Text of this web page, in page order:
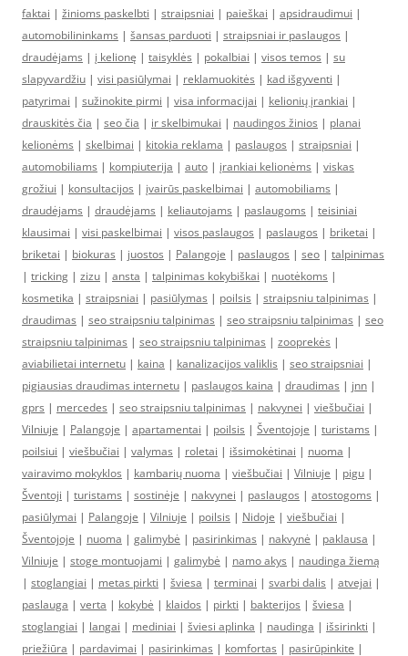
faktai | žinioms paskelbti | straipsniai | paieškai | apsidraudimui |
automobilininkams | šansas parduoti | straipsniai ir paslaugos |
draudėjams | į kelionę | taisyklės | pokalbiai | visos temos | su
slapyvardžiu | visi pasiūlymai | reklamuokitės | kad išgyventi |
patyrimai | sužinokite pirmi | visa informacijai | kelionių įrankiai |
drauskitės čia | seo čia | ir skelbimukai | naudingos žinios | planai
kelionėms | skelbimai | kitokia reklama | paslaugos | straipsniai |
automobiliams | kompiuterija | auto | įrankiai kelionėms | viskas
grožiui | konsultacijos | įvairūs paskelbimai | automobiliams |
draudėjams | draudėjams | keliautojams | paslaugoms | teisiniai
klausimai | visi paskelbimai | visos paslaugos | paslaugos | briketai |
briketai | biokuras | juostos | Palangoje | paslaugos | seo | talpinimas
| tricking | zizu | ansta | talpinimas kokybiškai | nuotėkoms |
kosmetika | straipsniai | pasiūlymas | poilsis | straipsniu talpinimas |
draudimas | seo straipsniu talpinimas | seo straipsniu talpinimas | seo
straipsniu talpinimas | seo straipsniu talpinimas | zooprekės |
aviabilietai internetu | kaina | kanalizacijos valiklis | seo straipsniai |
pigiausias draudimas internetu | paslaugos kaina | draudimas | jnn |
gprs | mercedes | seo straipsniu talpinimas | nakvynei | viešbučiai |
Vilniuje | Palangoje | apartamentai | poilsis | Šventojoje | turistams |
poilsiui | viešbučiai | valymas | roletai | išsimokėtinai | nuoma |
vairavimo mokyklos | kambarių nuoma | viešbučiai | Vilniuje | pigu |
Šventoji | turistams | sostinėje | nakvynei | paslaugos | atostogoms |
pasiūlymai | Palangoje | Vilniuje | poilsis | Nidoje | viešbučiai |
Šventojoje | nuoma | galimybė | pasirinkimas | nakvynė | paklausa |
Vilniuje | stoge montuojami | galimybė | namo akys | naudinga žiemą
| stoglangiai | metas pirkti | šviesa | terminai | svarbi dalis | atvejai |
paslauga | verta | kokybė | klaidos | pirkti | bakterijos | šviesa |
stoglangiai | langai | mediniai | šviesi aplinka | naudinga | išsirinkti |
priežiūra | pardavimai | pasirinkimas | komfortas | pasirūpinkite |